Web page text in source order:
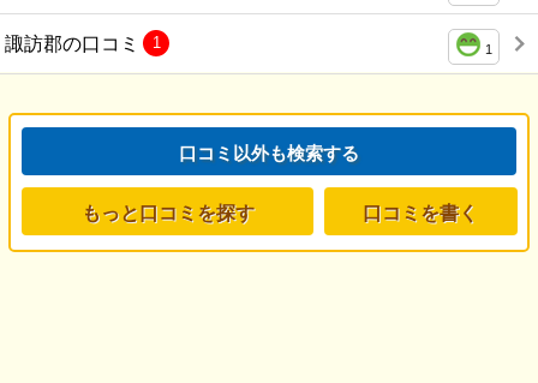
諏訪郡の口コミ 1
1
口コミ以外も検索する
もっと口コミを探す 口コミを書く